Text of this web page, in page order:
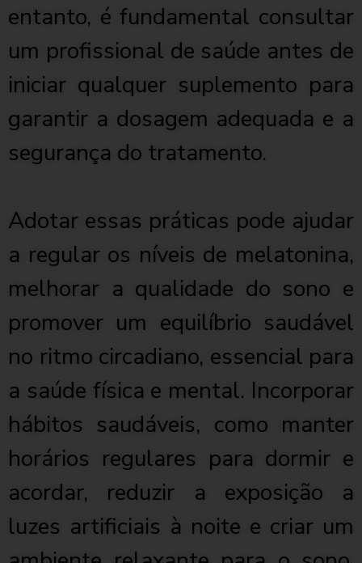
entanto, é fundamental consultar
um profissional de saúde antes de
iniciar qualquer suplemento para
garantir a dosagem adequada e a
segurança do tratamento.
Adotar essas práticas pode ajudar
a regular os níveis de melatonina,
melhorar a qualidade do sono e
promover um equilíbrio saudável
no ritmo circadiano, essencial para
a saúde física e mental. Incorporar
hábitos saudáveis, como manter
horários regulares para dormir e
acordar, reduzir a exposição a
luzes artificiais à noite e criar um